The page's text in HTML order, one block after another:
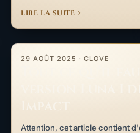
LIRE LA SUITE
29 AOÛT 2025 · CLOVE
Attention, cet article contient
Tout ce qu’il faut savoir sur la